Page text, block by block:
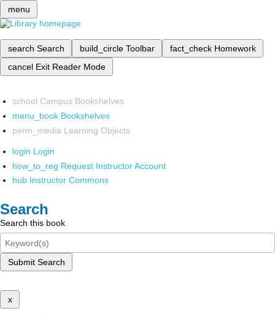
menu
search Search build_circle Toolbar fact_check Homework
cancel Exit Reader Mode
school Campus Bookshelves
menu_book Bookshelves
perm_media Learning Objects
login Login
how_to_reg Request Instructor Account
hub Instructor Commons
Search
Search this book
Submit Search
x